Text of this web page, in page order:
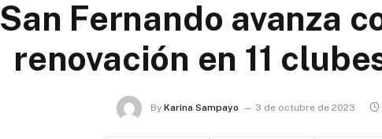
San Fernando avanza
renovación en 11
By Karina Sampayo 3 de octubre de 2023